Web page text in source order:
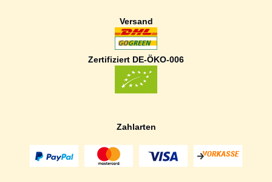
Versand
Zertifiziert DE-ÖKO-006
Zahlarten